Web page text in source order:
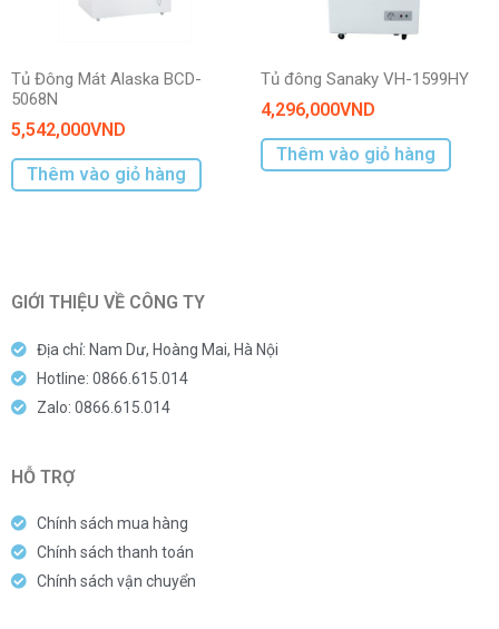
Tủ Đông Mát Alaska BCD-
5068N
5,542,000VND
Thêm vào giỏ hàng
Tủ đông Sanaky VH-1599HY
4,296,000VND
Thêm vào giỏ hàng
GIỚI THIỆU VỀ CÔNG TY
Địa chỉ: Nam Dư, Hoàng Mai, Hà Nội
Hotline: 0866.615.014
Zalo: 0866.615.014
HỖ TRỢ
Chính sách mua hàng
Chính sách thanh toán
Chính sách vận chuyển